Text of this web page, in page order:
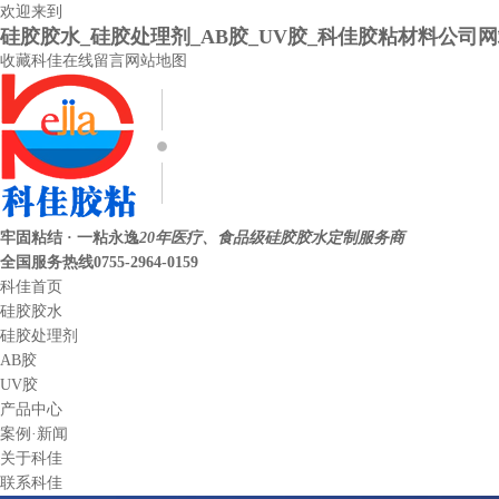
欢迎来到
硅胶胶水_硅胶处理剂_AB胶_UV胶_科佳胶粘材料公司
收藏科佳在线留言网站地图
牢固粘结 · 一粘永逸20年医疗、食品级硅胶胶水定制服务商
全国服务热线0755-2964-0159
科佳首页
硅胶胶水
硅胶处理剂
AB胶
UV胶
产品中心
案例·新闻
关于科佳
联系科佳